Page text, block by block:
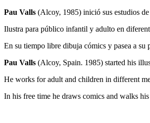
Pau Valls (Alcoy, 1985) inició sus estudios
Ilustra para público infantil y adulto en
En su tiempo libre dibuja cómics y pasea a su
Pau Valls (Alcoy, Spain. 1985) started his
He works for adult and children in different
In his free time he draws comics and walks